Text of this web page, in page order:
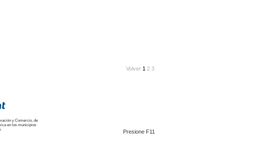
Volver 1 2 3
y Comercio, de
en los municipios
Presione F11